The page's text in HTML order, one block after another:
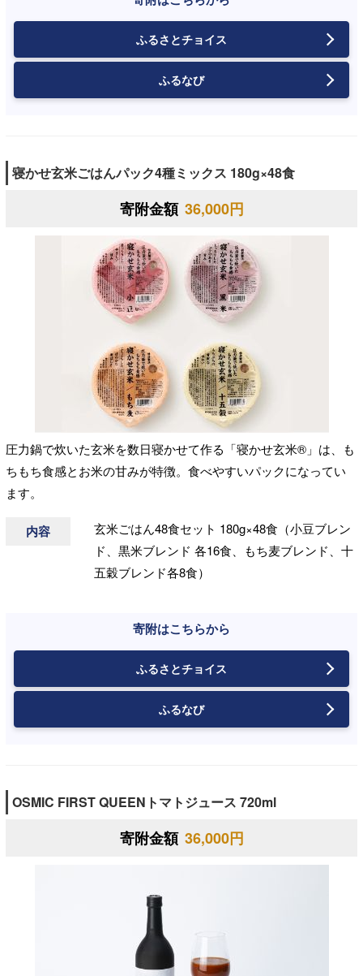
ふるさとチョイス
ふるなび
寝かせ玄米ごはんパック4種ミックス 180g×48食
寄附金額 36,000円
圧力鍋で炊いた玄米を数日寝かせて作る「寝かせ玄米®」は、も
ちもち食感とお米の甘みが特徴。食べやすいパックになってい
ます。
内容
玄米ごはん48食セット 180g×48食（小豆ブレン
ド、黒米ブレンド 各16食、もち麦ブレンド、十
五穀ブレンド各8食）
寄附はこちらから
ふるさとチョイス
ふるなび
OSMIC FIRST QUEENトマトジュース 720ml
寄附金額 36,000円